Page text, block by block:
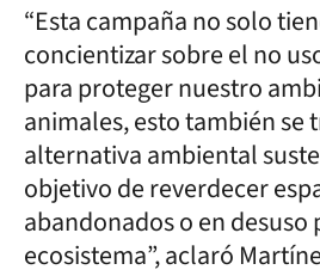
“Esta campaña no solo
concientizar sobre el no
para proteger nuestro
animales, esto también se
alternativa ambiental
objetivo de reverdecer
abandonados o en
ecosistema”, aclaró